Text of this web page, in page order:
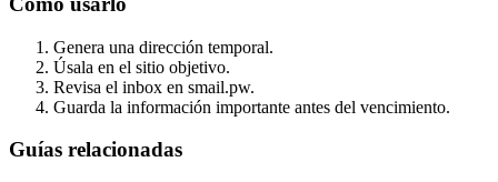
Genera una dirección temporal.
Úsala en el sitio objetivo.
Revisa el inbox en smail.pw.
Guarda la información importante antes del vencimiento.
Guías relacionadas